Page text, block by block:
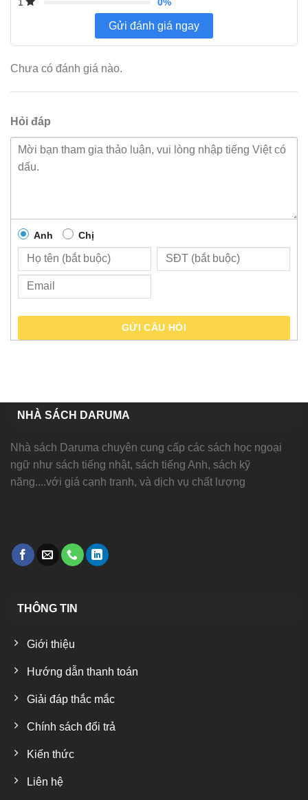
1
Gửi đánh giá ngay
Chưa có đánh giá nào.
Hỏi đáp
Anh Chị
GỬI CÂU HỎI
NHÀ SÁCH DARUMA
Nhà sách Daruma chuyên cung cấp các sách học ngoại
ngữ như sách tiếng nhật, sách tiếng Anh, sách kỹ
năng....với giá cạnh tranh, và dịch vụ chất lượng
THÔNG TIN
Giới thiệu
Hướng dẫn thanh toán
Giải đáp thắc mắc
Chính sách đổi trả
Kiến thức
Liên hệ